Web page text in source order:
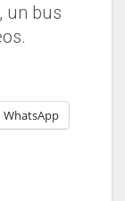
un bus
WhatsApp